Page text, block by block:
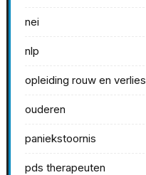
nei
nlp
opleiding rouw en verlies
ouderen
paniekstoornis
pds therapeuten